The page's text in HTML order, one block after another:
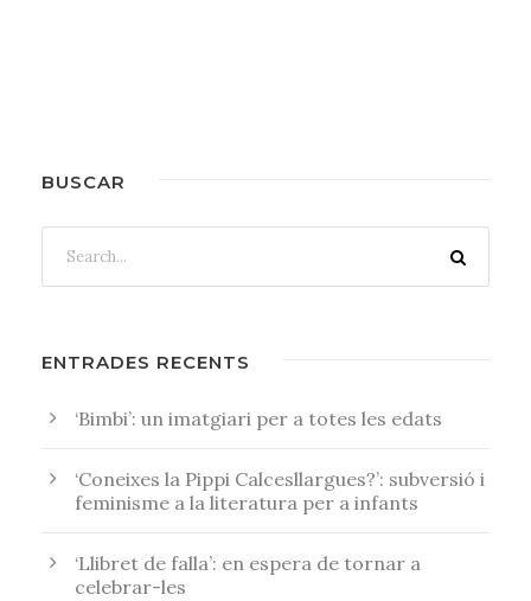
BUSCAR
ENTRADES RECENTS
‘Bimbi’: un imatgiari per a totes les edats
‘Coneixes la Pippi Calcesllargues?’: subversió i
feminisme a la literatura per a infants
‘Llibret de falla’: en espera de tornar a
celebrar-les